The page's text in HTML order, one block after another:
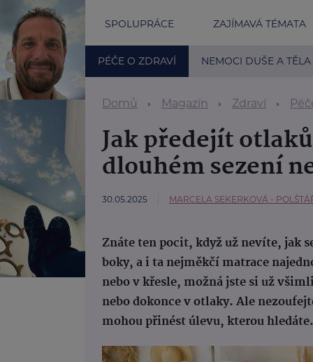
SPOLUPRÁCE ZAJÍMAVÁ TÉMATA
PÉČE O ZDRAVÍ NEMOCI DUŠE A TĚLA
Domů Magazín Zdraví
Jak předejít
dlouhém sezení
30.05.2025 MARCELA SEKERKOVÁ -
Znáte ten pocit, když už nevíte, jak
boky, a i ta nejměkčí matrace
nebo v křesle, možná jste si už
nebo dokonce v otlaky. Ale
mohou přinést úlevu, kterou hledáte.